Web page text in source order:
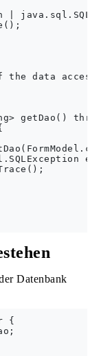
|
the data access
getDao()
e)
Datenbank
{